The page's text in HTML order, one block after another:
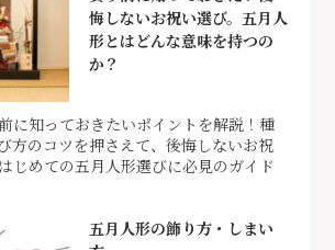
悔しないお祝い選び。五月人
形とはどんな意味を持つの
か？
に知っておきたいポイントを解説！種
方のコツを押さえて、後悔しないお祝
じめての五月人形選びに必見のガイド
五月人形の飾り方・しまい